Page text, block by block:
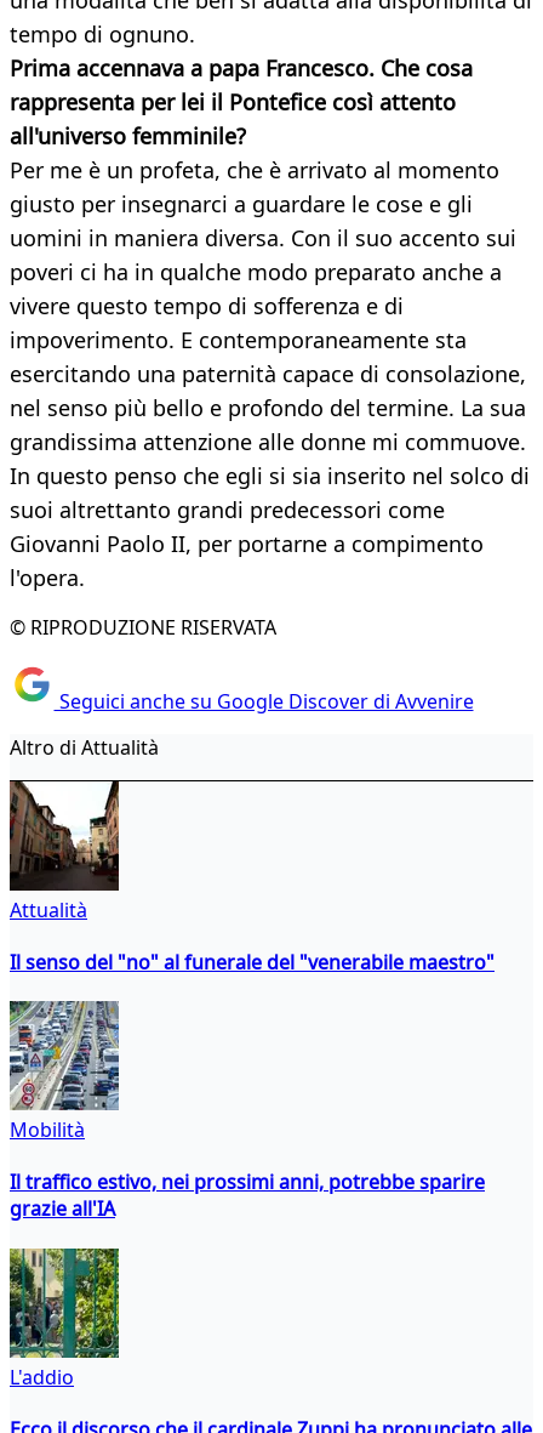
tempo di ognuno.
Prima accennava a papa Francesco. Che cosa
rappresenta per lei il Pontefice così attento
all'universo femminile?
Per me è un profeta, che è arrivato al momento
giusto per insegnarci a guardare le cose e gli
uomini in maniera diversa. Con il suo accento sui
poveri ci ha in qualche modo preparato anche a
vivere questo tempo di sofferenza e di
impoverimento. E contemporaneamente sta
esercitando una paternità capace di consolazione,
nel senso più bello e profondo del termine. La sua
grandissima attenzione alle donne mi commuove.
In questo penso che egli si sia inserito nel solco di
suoi altrettanto grandi predecessori come
Giovanni Paolo II, per portarne a compimento
l'opera.
© RIPRODUZIONE RISERVATA
Seguici anche su Google Discover di Avvenire
Altro di Attualità
Attualità
Il senso del "no" al funerale del "venerabile maestro"
Mobilità
Il traffico estivo, nei prossimi anni, potrebbe sparire
grazie all'IA
L'addio